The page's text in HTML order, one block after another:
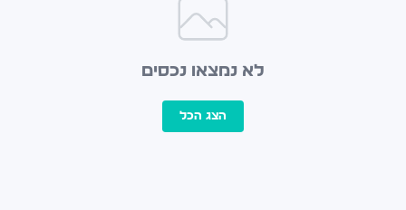
לא נמצאו נכסים
הצג הכל